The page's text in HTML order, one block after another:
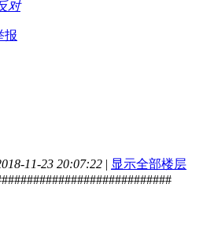
对
报
11-23 20:07:22 | 显示全部楼层